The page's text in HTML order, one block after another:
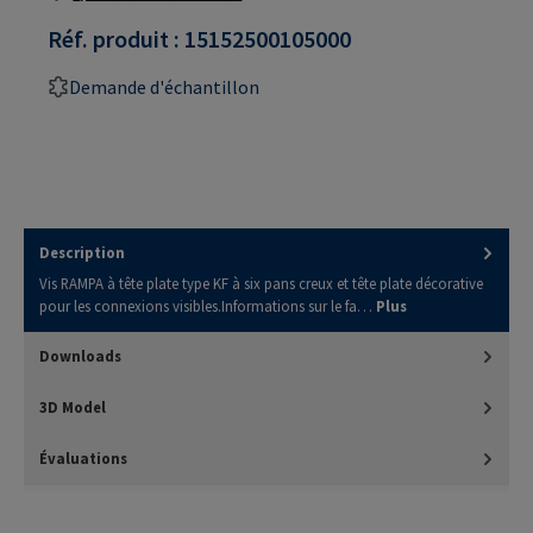
Réf. produit : 15152500105000
Demande d'échantillon
Description
Vis RAMPA à tête plate type KF à six pans creux et tête plate décorative
pour les connexions visibles.Informations sur le fa… Plus
Downloads
3D Model
Évaluations